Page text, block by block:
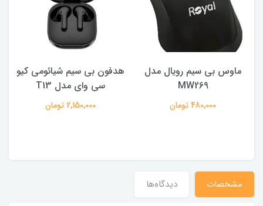
ماوس بی سیم رویال مدل
MW269
480,000 تومان
هدفون بی سیم شیائومی کیو
سی وای مدل T13
2,150,000 تومان
مشخصات دیدگاه‌ها